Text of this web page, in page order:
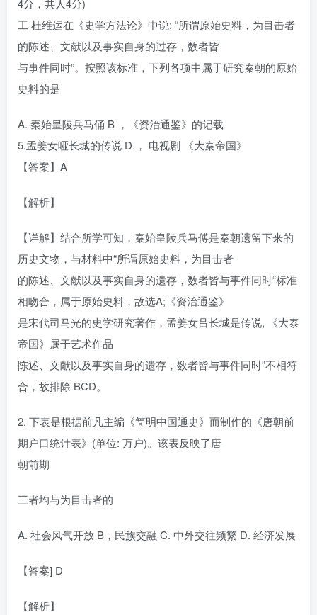
4分，共人4分)
工 杜维运在《史学方法论》中说: “所谓原始史料，为目击者
的陈述、文献以及事实自身的过存，数者皆
与事件同时”。按照该标准，下列各项中属于研究秦朝的原始
史料的是
A. 秦始皇陵兵马俑 B ，《资治通鉴》的记载
5.孟姜女哑长城的传说 D.， 电视剧 《大秦帝国》
【答案】A
【解析】
【详解】结合所学可知，秦始皇陵兵马傅是秦朝遗留下来的
历史文物，与材料中“所谓原始史料，为目击者
的陈述、文献以及事实自身的遗存，数者皆与事件同时“标准
相吻合，属于原始史料，故选A;《资治通鉴》
是宋代司马光的史学研究著作，孟姜女吕长城是传说, 《大泰
帝国》属于艺术作品
陈述、文献以及事实自身的遗存，数者皆与事件同时”不相符
合，故排除 BCD。
2. 下表是根据前凡主编《简明中国通史》而制作的《唐朝前
期户口统计表》(单位: 万户)。该表反映了唐
朝前期
三者均与为目击者的
A. 社会风气开放 B，民族交融 C. 中外交往频繁 D. 经济发展
【答案] D
【解析】